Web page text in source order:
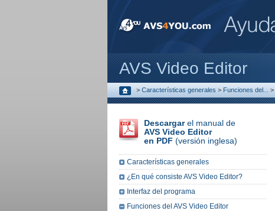
AVS Video Editor
> Características generales > Funciones del... >
Descargarel manual de
AVS Video Editor
en PDF (versión inglesa)
Características generales
¿En qué consiste AVS Video Editor?
Interfaz del programa
Funciones del AVS Video Editor